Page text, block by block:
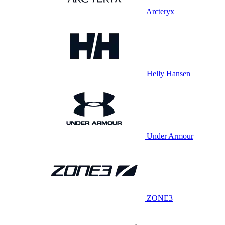
Arcteryx
Helly Hansen
Under Armour
ZONE3